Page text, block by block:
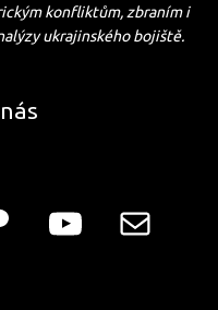
konfliktům, zbraním i
ukrajinského bojiště.